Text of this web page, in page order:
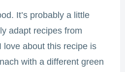
It’s probably a little
adapt recipes from
love about this recipe is
with a different green